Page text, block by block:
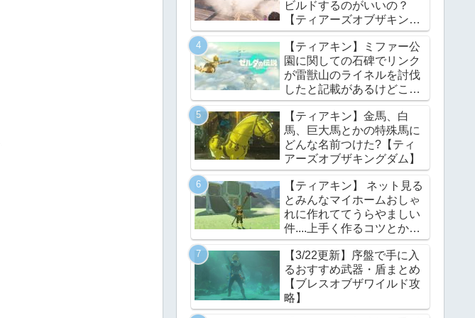
ビルドするのがいいの？
【ティアーズオブザキング
ダム】
【ティアキン】ミファー公
園に関しての石碑でリンク
が雷獣山のライネルを討伐
したと記載があるけどこれ
っていつの話?【ティアー
ズオブザキングダム】
【ティアキン】金馬、白
馬、巨大馬とかの特殊馬に
どんな名前つけた?【ティ
アーズオブザキングダム】
【ティアキン】 ネット見る
とみんなマイホームおしゃ
れに作れててうらやましい
件....上手く作るコツとかあ
る？【ティアーズオブザキ
ングダム】
【3/22更新】序盤で手に入
るおすすめ武器・盾まとめ
【ブレスオブザワイルド攻
略】